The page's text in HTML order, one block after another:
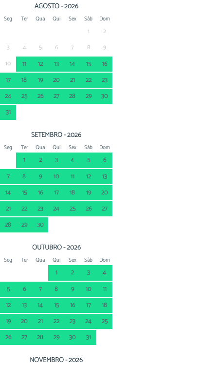
AGOSTO - 2026
Seg Ter Qua Qui Sex Sáb Dom
1
2
3
4 5 6 7 8
9
10
11 12 13 14 15
16
17
18 19 20 21 22
23
24
25 26 27 28 29
30
31
SETEMBRO - 2026
Seg Ter Qua Qui Sex Sáb Dom
1 2 3 4 5
6
7
8 9 10 11 12
13
14
15 16 17 18 19
20
21
22 23 24 25 26
27
28
29 30
OUTUBRO - 2026
Seg Ter Qua Qui Sex Sáb Dom
1 2 3
4
5
6 7 8 9 10
11
12
13 14 15 16 17
18
19
20 21 22 23 24
25
26
27 28 29 30 31
NOVEMBRO - 2026